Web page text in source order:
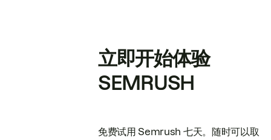
立即开始体验
SEMRUSH
免费试用 Semrush 七天。随时可以取